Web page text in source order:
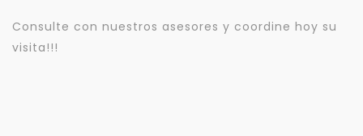
Consulte con nuestros asesores y coordine hoy su
visita!!!